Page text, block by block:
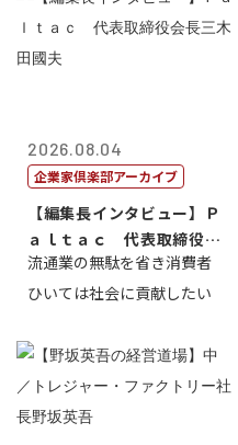
2026.08.04
企業家倶楽部アーカイブ
【編集長インタビュー】Ｐ
ａｌｔａｃ 代表取締役会
長三木田國夫
流通業の無駄を省き消費者
ひいては社会に貢献したい